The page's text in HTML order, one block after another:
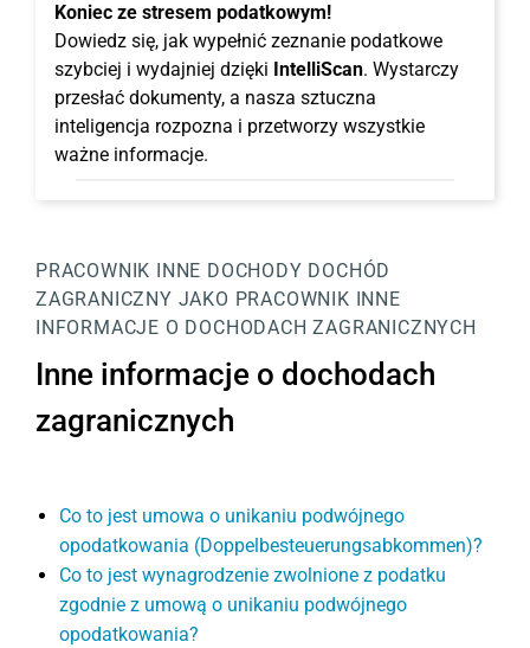
Koniec ze stresem podatkowym!
Dowiedz się, jak wypełnić zeznanie podatkowe
szybciej i wydajniej dzięki IntelliScan. Wystarczy
przesłać dokumenty, a nasza sztuczna
inteligencja rozpozna i przetworzy wszystkie
ważne informacje.
PRACOWNIK INNE DOCHODY DOCHÓD
ZAGRANICZNY JAKO PRACOWNIK INNE
INFORMACJE O DOCHODACH ZAGRANICZNYCH
Inne informacje o dochodach
zagranicznych
Co to jest umowa o unikaniu podwójnego
opodatkowania (Doppelbesteuerungsabkommen)?
Co to jest wynagrodzenie zwolnione z podatku
zgodnie z umową o unikaniu podwójnego
opodatkowania?